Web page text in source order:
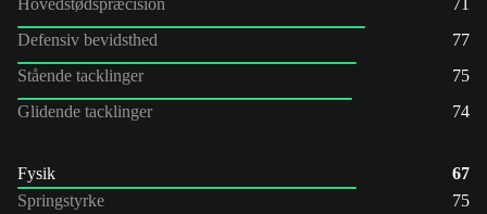
Defensiv bevidsthed
77
Stående tacklinger
75
Glidende tacklinger
74
Fysik
67
Springstyrke
75